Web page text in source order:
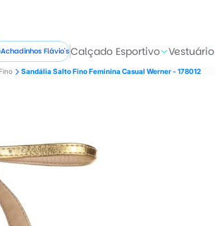
Achadinhos Flávio'sCalçado Esportivo Vestuário
Sandália Salto Fino Feminina Casual Werner - 178012